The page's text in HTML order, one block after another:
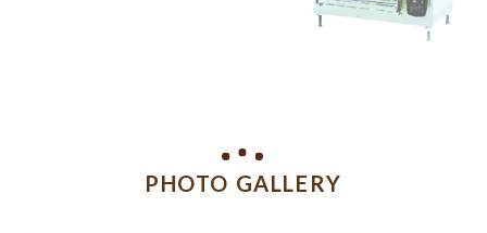
PHOTO GALLERY